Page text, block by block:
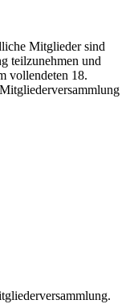
Mitglieder sind
teilzunehmen und
vollendeten 18.